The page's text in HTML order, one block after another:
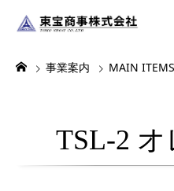
事業案内 MAIN ITEMS
TSL-2